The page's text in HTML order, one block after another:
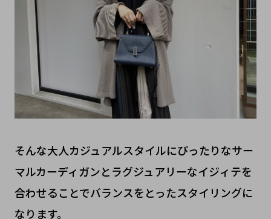
そんな大人カジュアルスタイルにぴったりなサー
マルカーディガンとラグジュアリーなイジィテを
合わせることでバランスをとったスタイリングに
なります。